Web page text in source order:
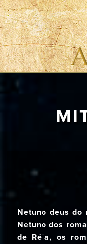
Netuno deus do
Netuno dos
de Réia, os